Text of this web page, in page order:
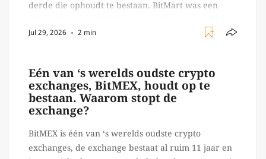
derde die ophoudt te bestaan. BitMart was een
crypto handelaren terecht konden om te handelen
Jul 29, 2026 2 min
Eén van ‘s werelds oudste crypto
exchanges, BitMEX, houdt op te
bestaan. Waarom stopt de
exchange?
BitMEX is één van ‘s werelds oudste crypto
exchanges, de exchange bestaat al ruim 11 jaar en